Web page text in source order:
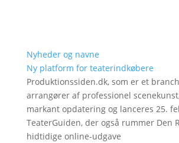
Nyheder og navne
Ny platform for teaterindkøbere
Produktionssiden.dk, som er et
arrangører af professionel
markant opdatering og lanceres 25.
TeaterGuiden, der også rummer Den
hidtidige online-udgave